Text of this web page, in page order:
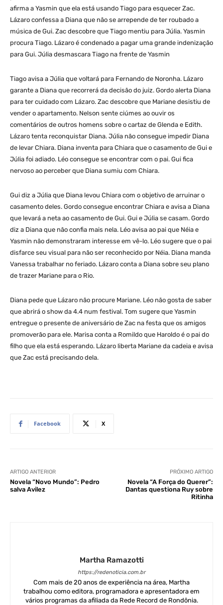
afirma a Yasmin que ela está usando Tiago para esquecer Zac.
Lázaro confessa a Diana que não se arrepende de ter roubado a
música de Gui. Zac descobre que Tiago mentiu para Júlia. Yasmin
procura Tiago. Lázaro é condenado a pagar uma grande indenização
para Gui. Júlia desmascara Tiago na frente de Yasmin
Tiago avisa a Júlia que voltará para Fernando de Noronha. Lázaro
garante a Diana que recorrerá da decisão do juiz. Gordo alerta Diana
para ter cuidado com Lázaro. Zac descobre que Mariane desistiu de
vender o apartamento. Nelson sente ciúmes ao ouvir os
comentários de outros homens sobre o cartaz de Glenda e Edith.
Lázaro tenta reconquistar Diana. Júlia não consegue impedir Diana
de levar Chiara. Diana inventa para Chiara que o casamento de Gui e
Júlia foi adiado. Léo consegue se encontrar com o pai. Gui fica
nervoso ao perceber que Diana sumiu com Chiara.
Gui diz a Júlia que Diana levou Chiara com o objetivo de arruinar o
casamento deles. Gordo consegue encontrar Chiara e avisa a Diana
que levará a neta ao casamento de Gui. Gui e Júlia se casam. Gordo
diz a Diana que não confia mais nela. Léo avisa ao pai que Néia e
Yasmin não demonstraram interesse em vê-lo. Léo sugere que o pai
disfarce seu visual para não ser reconhecido por Néia. Diana manda
Vanessa trabalhar no feriado. Lázaro conta a Diana sobre seu plano
de trazer Mariane para o Rio.
Diana pede que Lázaro não procure Mariane. Léo não gosta de saber
que abrirá o show da 4.4 num festival. Tom sugere que Yasmin
entregue o presente de aniversário de Zac na festa que os amigos
promoverão para ele. Marisa conta a Romildo que Haroldo é o pai do
filho que ela está esperando. Lázaro liberta Mariane da cadeia e avisa
que Zac está precisando dela.
Facebook X
ARTIGO ANTERIOR
Novela “Novo Mundo”: Pedro
salva Avilez
PRÓXIMO ARTIGO
Novela “A Força do Querer”:
Dantas questiona Ruy sobre
Ritinha
Martha Ramazotti
https://redenoticia.com.br
Com mais de 20 anos de experiência na área, Martha
trabalhou como editora, programadora e apresentadora em
vários programas da afiliada da Rede Record de Rondônia.